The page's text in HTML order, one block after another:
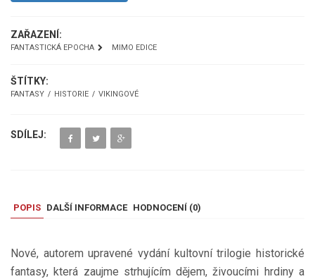
ZAŘAZENÍ:
FANTASTICKÁ EPOCHA MIMO EDICE
ŠTÍTKY:
FANTASY HISTORIE VIKINGOVÉ
SDÍLEJ:
POPIS DALŠÍ INFORMACE HODNOCENÍ (0)
Nové, autorem upravené vydání kultovní trilogie historické
fantasy, která zaujme strhujícím dějem, živoucími hrdiny a